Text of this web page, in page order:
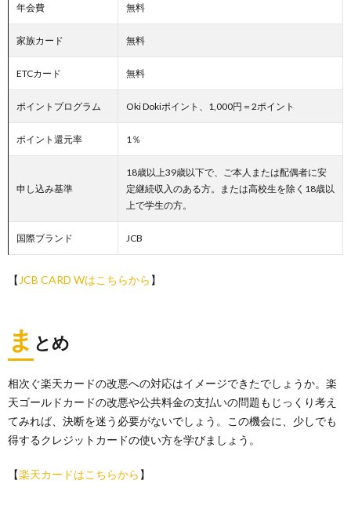
年会費 無料
家族カード 無料
ETCカード 無料
ポイントプログラム Oki Dokiポイント、1,000円＝2ポイント
ポイント還元率 1％
申し込み基準
18歳以上39歳以下で、ご本人または配偶者に安
定継続収入のある方。または高校生を除く18歳以
上で学生の方。
国際ブランド JCB
【 JCB CARD Wはこちらから 】
ま とめ
相次ぐ楽天カードの改悪への対応はイメージできたでしょうか。楽
天ゴールドカードの改悪や公共料金の支払いの問題もじっくり考え
てみれば、決断を迷う必要がないでしょう。この機会に、少しでも
得するクレジットカードの使い方を学びましょう。
【楽天カードはこちらから 】